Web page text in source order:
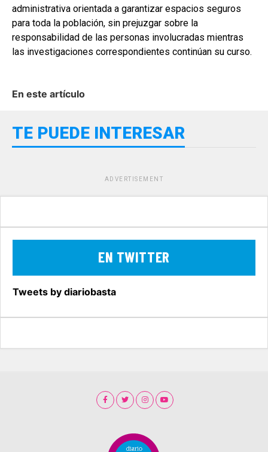
administrativa orientada a garantizar espacios seguros
para toda la población, sin prejuzgar sobre la
responsabilidad de las personas involucradas mientras
las investigaciones correspondientes continúan su curso.
En este artículo
TE PUEDE INTERESAR
ADVERTISEMENT
EN TWITTER
Tweets by diariobasta